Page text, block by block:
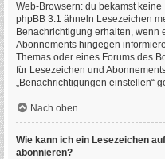
Web-Browsern: du bekamst
phpBB 3.1 ähneln Lesezeichen
Benachrichtigung erhalten, wenn
Abonnements hingegen
Themas oder eines Forums des
für Lesezeichen und
„Benachrichtigungen einstellen“
Nach oben
Wie kann ich ein Lesezeichen
abonnieren?